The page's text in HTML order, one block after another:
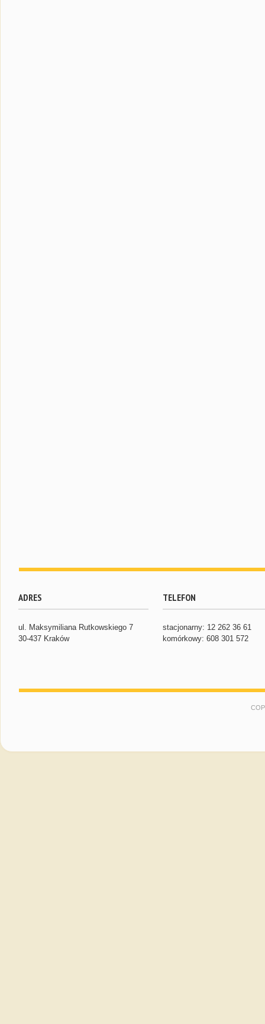
ADRES
ul. Maksymiliana Rutkowskiego 7
30-437 Kraków
TELEFON
stacjonarny: 12 262 36 61
komórkowy: 608 301 572